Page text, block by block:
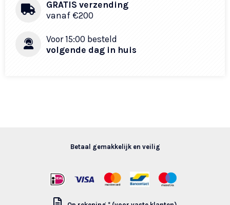
GRATIS verzending
vanaf €200​
Voor 15:00 besteld
volgende dag in huis
Betaal gemakkelijk en veilig